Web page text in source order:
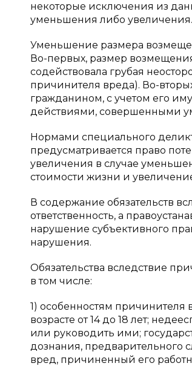
некоторые исключения из
уменьшения либо увеличения.
Уменьшение размера
Во-первых, размер
содействовала грубая
причинителя вреда). Во-
гражданином, с учетом его
действиями, совершенными
Нормами специального
предусматривается право
увеличения в случае
стоимости жизни и
В содержание обязательств
ответственность, а
нарушение субъективного
нарушения.
Обязательства вследствие
в том числе:
1) особенностям причинителя
возрасте от 14 до 18 лет;
или руководить ими;
дознания, предварительного
вред, причиненный его